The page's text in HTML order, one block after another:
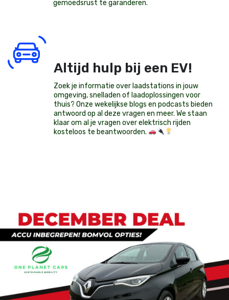
gemoedsrust te garanderen.
Altijd hulp bij een EV!
Zoek je informatie over laadstations in jouw
omgeving, snelladen of laadoplossingen voor
thuis? Onze wekelijkse blogs en podcasts bieden
antwoord op al deze vragen en meer. We staan
klaar om al je vragen over elektrisch rijden
kosteloos te beantwoorden.